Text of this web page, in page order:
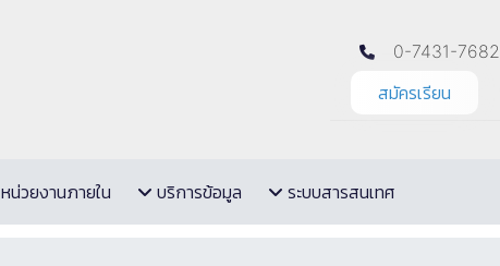
0-7431-7682
สมัครเรียน
หน่วยงานภายใน บริการข้อมูล ระบบสารสนเทศ